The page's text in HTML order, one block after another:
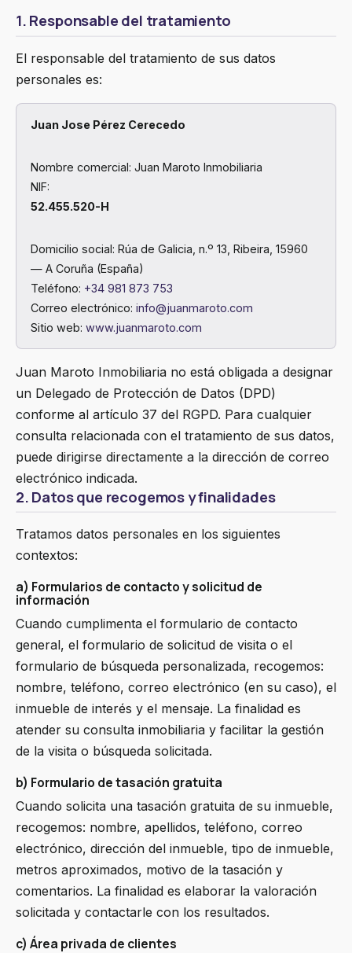
1. Responsable del tratamiento
El responsable del tratamiento de sus datos
personales es:
Juan Jose Pérez Cerecedo
Nombre comercial: Juan Maroto Inmobiliaria
NIF:
52.455.520-H
Domicilio social: Rúa de Galicia, n.º 13, Ribeira, 15960
— A Coruña (España)
Teléfono: +34 981 873 753
Correo electrónico: info@juanmaroto.com
Sitio web: www.juanmaroto.com
Juan Maroto Inmobiliaria no está obligada a designar
un Delegado de Protección de Datos (DPD)
conforme al artículo 37 del RGPD. Para cualquier
consulta relacionada con el tratamiento de sus datos,
puede dirigirse directamente a la dirección de correo
electrónico indicada.
2. Datos que recogemos y finalidades
Tratamos datos personales en los siguientes
contextos:
a) Formularios de contacto y solicitud de
información
Cuando cumplimenta el formulario de contacto
general, el formulario de solicitud de visita o el
formulario de búsqueda personalizada, recogemos:
nombre, teléfono, correo electrónico (en su caso), el
inmueble de interés y el mensaje. La finalidad es
atender su consulta inmobiliaria y facilitar la gestión
de la visita o búsqueda solicitada.
b) Formulario de tasación gratuita
Cuando solicita una tasación gratuita de su inmueble,
recogemos: nombre, apellidos, teléfono, correo
electrónico, dirección del inmueble, tipo de inmueble,
metros aproximados, motivo de la tasación y
comentarios. La finalidad es elaborar la valoración
solicitada y contactarle con los resultados.
c) Área privada de clientes